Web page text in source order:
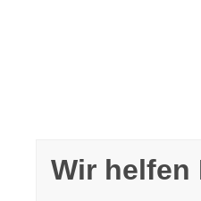
Wir helfen